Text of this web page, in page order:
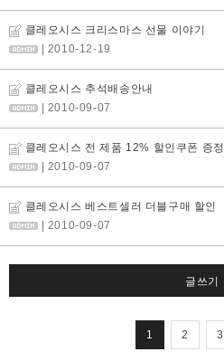
클레오시스 크리스마스 선물 이야기
| 2010-12-19
클레오시스 추석배송안내
| 2010-09-07
클레오시스 전 제품 12% 할인쿠폰 증정
| 2010-09-07
클레오시스 베스트셀러 더블구매 할인
| 2010-09-07
글쓰기
1 2 3